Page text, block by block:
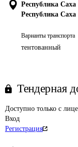
Республика
Республика
Варианты транспорта
тентованный
Тендерная
Доступно только с
Вход
Регистрация